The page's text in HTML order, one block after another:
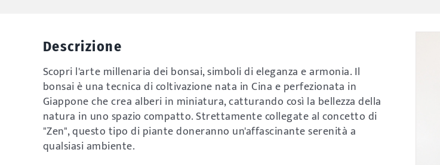
Descrizione
Scopri l'arte millenaria dei bonsai, simboli di eleganza e armonia. Il
bonsai è una tecnica di coltivazione nata in Cina e perfezionata in
Giappone che crea alberi in miniatura, catturando così la bellezza della
natura in uno spazio compatto. Strettamente collegate al concetto di
"Zen", questo tipo di piante doneranno un'affascinante serenità a
qualsiasi ambiente.